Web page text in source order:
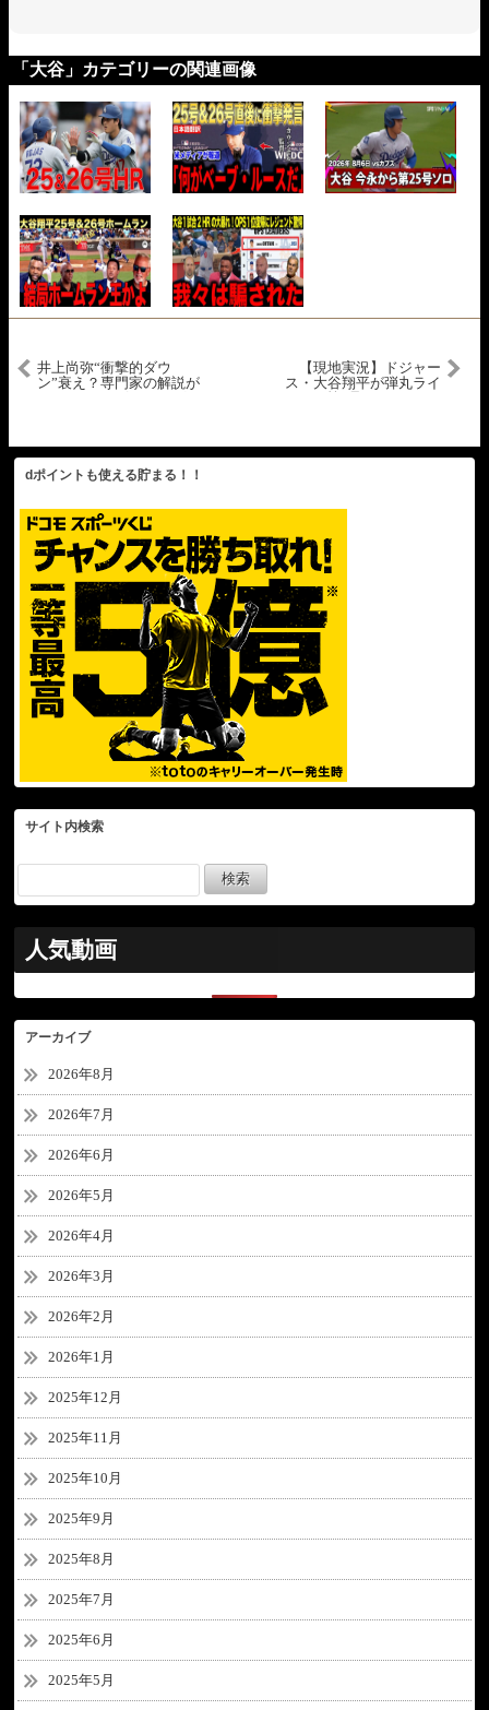
「大谷」カテゴリーの関連画像
井上尚弥“衝撃的ダウ
ン”衰え？専門家の解説が
#shorts
【現地実況】ドジャー
ス・大谷翔平が弾丸ライ
もしれない」
dポイントも使える貯まる！！
サイト内検索
人気動画
アーカイブ
2026年8月
2026年7月
2026年6月
2026年5月
2026年4月
2026年3月
2026年2月
2026年1月
2025年12月
2025年11月
2025年10月
2025年9月
2025年8月
2025年7月
2025年6月
2025年5月